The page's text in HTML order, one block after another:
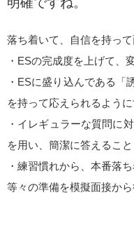
落ち着いて、自信を持って
・ESの完成度を上げて、
・ESに盛り込んである「
を持って応えられるよう
・イレギュラーな質問
を用い、簡潔に答えること
・練習慣れから、本番落
等々の準備を模擬面接から